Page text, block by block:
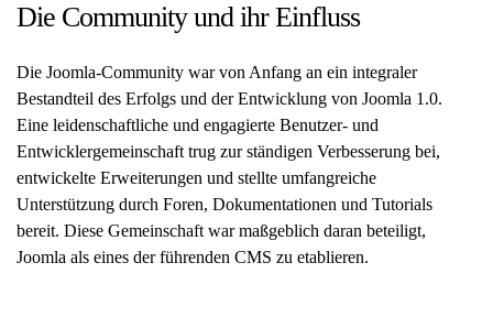
Die Community und ihr Einfluss
Die Joomla-Community war von Anfang an ein integraler
Bestandteil des Erfolgs und der Entwicklung von Joomla 1.0.
Eine leidenschaftliche und engagierte Benutzer- und
Entwicklergemeinschaft trug zur ständigen Verbesserung bei,
entwickelte Erweiterungen und stellte umfangreiche
Unterstützung durch Foren, Dokumentationen und Tutorials
bereit. Diese Gemeinschaft war maßgeblich daran beteiligt,
Joomla als eines der führenden CMS zu etablieren.